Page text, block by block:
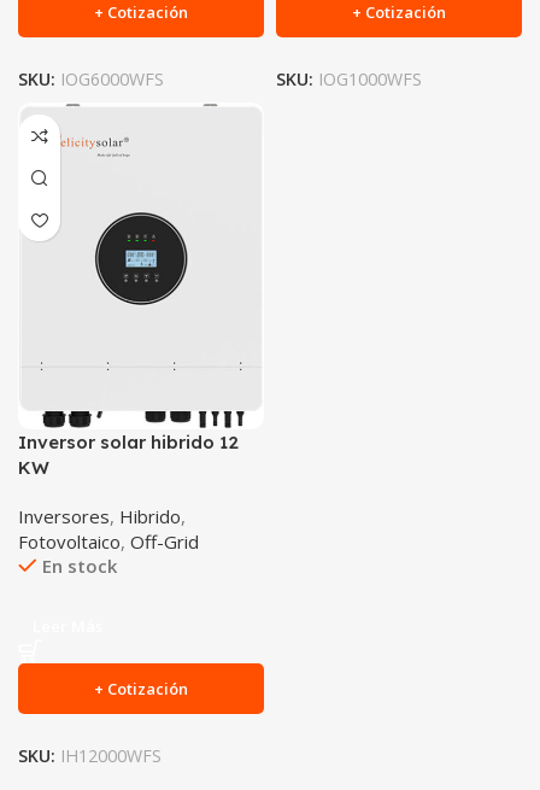
+ Cotización
SKU: IOG6000WFS
+ Cotización
SKU: IOG1000WFS
Inversor solar hibrido 12
KW
Inversores, Hibrido,
Fotovoltaico, Off-Grid
En stock
+ Cotización
SKU: IH12000WFS